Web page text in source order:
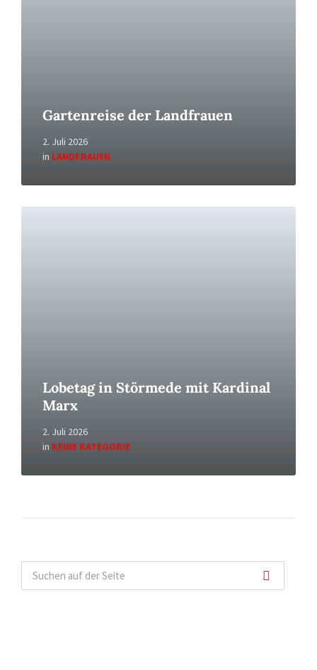
Gartenreise der Landfrauen
2. Juli 2026
in LANDFRAUEN
Lobetag in Störmede mit Kardinal
Marx
2. Juli 2026
in KEINE KATEGORIE